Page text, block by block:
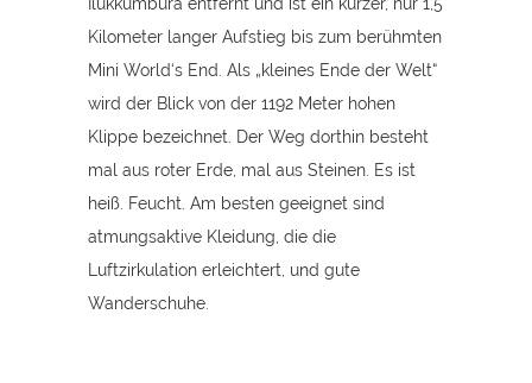
Kilometer langer Aufstieg bis zum berühmten
Mini World‘s End. Als „kleines Ende der Welt“
wird der Blick von der 1192 Meter hohen
Klippe bezeichnet. Der Weg dorthin besteht
mal aus roter Erde, mal aus Steinen. Es ist
heiß. Feucht. Am besten geeignet sind
atmungsaktive Kleidung, die die
Luftzirkulation erleichtert, und gute
Wanderschuhe.